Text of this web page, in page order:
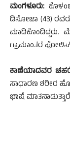
ಮಂಗಳೂರು:
ಡಿಸೋಜಾ (43)
ಮಾಡಿಕೊಂಡಿದ್ದರು.
ಗ್ರಾಮಾಂತರ
ಕಾಣೆಯಾದವರ
ಸಾಧಾರಣ ಶರೀರ
ಭಾಷೆ